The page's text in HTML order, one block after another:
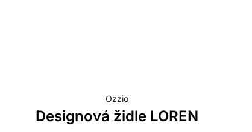
Ozzio
Designová židle LOREN